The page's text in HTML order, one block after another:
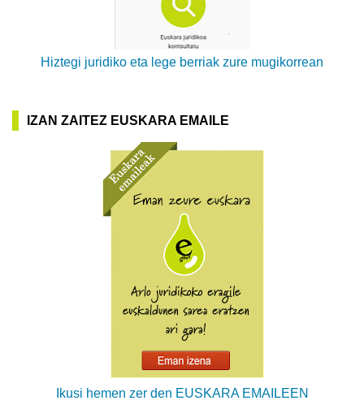
Hiztegi juridiko eta lege berriak zure mugikorrean
IZAN ZAITEZ EUSKARA EMAILE
Ikusi hemen zer den EUSKARA EMAILEEN